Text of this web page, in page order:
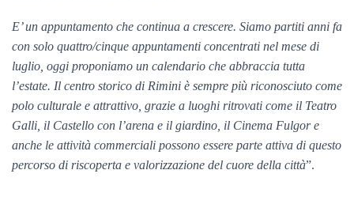
E’ un appuntamento che continua a crescere. Siamo partiti anni fa
con solo quattro/cinque appuntamenti concentrati nel mese di
luglio, oggi proponiamo un calendario che abbraccia tutta
l’estate. Il centro storico di Rimini è sempre più riconosciuto come
polo culturale e attrattivo, grazie a luoghi ritrovati come il Teatro
Galli, il Castello con l’arena e il giardino, il Cinema Fulgor e
anche le attività commerciali possono essere parte attiva di questo
percorso di riscoperta e valorizzazione del cuore della città”.